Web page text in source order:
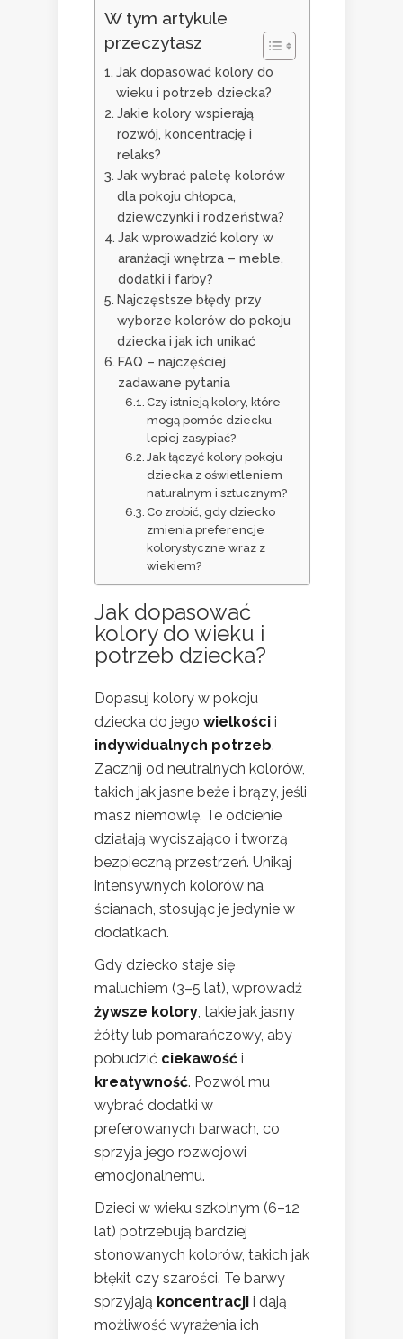
W tym artykule
przeczytasz
Jak dopasować kolory do
wieku i potrzeb dziecka?
Jakie kolory wspierają
rozwój, koncentrację i
relaks?
Jak wybrać paletę kolorów
dla pokoju chłopca,
dziewczynki i rodzeństwa?
Jak wprowadzić kolory w
aranżacji wnętrza – meble,
dodatki i farby?
Najczęstsze błędy przy
wyborze kolorów do pokoju
dziecka i jak ich unikać
FAQ – najczęściej
zadawane pytania
Czy istnieją kolory, które
mogą pomóc dziecku
lepiej zasypiać?
Jak łączyć kolory pokoju
dziecka z oświetleniem
naturalnym i sztucznym?
Co zrobić, gdy dziecko
zmienia preferencje
kolorystyczne wraz z
wiekiem?
Jak dopasować
kolory do wieku i
potrzeb dziecka?
Dopasuj kolory w pokoju
dziecka do jego wielkości i
indywidualnych potrzeb.
Zacznij od neutralnych kolorów,
takich jak jasne beże i brązy, jeśli
masz niemowlę. Te odcienie
działają wyciszająco i tworzą
bezpieczną przestrzeń. Unikaj
intensywnych kolorów na
ścianach, stosując je jedynie w
dodatkach.
Gdy dziecko staje się
maluchiem (3–5 lat), wprowadź
żywsze kolory, takie jak jasny
żółty lub pomarańczowy, aby
pobudzić ciekawość i
kreatywność. Pozwól mu
wybrać dodatki w
preferowanych barwach, co
sprzyja jego rozwojowi
emocjonalnemu.
Dzieci w wieku szkolnym (6–12
lat) potrzebują bardziej
stonowanych kolorów, takich jak
błękit czy szarości. Te barwy
sprzyjają koncentracji i dają
możliwość wyrażenia ich